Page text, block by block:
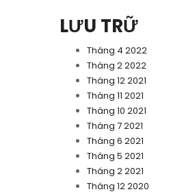
LƯU TRỮ
Tháng 4 2022
Tháng 2 2022
Tháng 12 2021
Tháng 11 2021
Tháng 10 2021
Tháng 7 2021
Tháng 6 2021
Tháng 5 2021
Tháng 2 2021
Tháng 12 2020